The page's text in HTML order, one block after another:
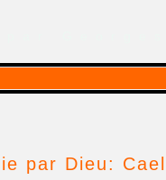
par Dieu: